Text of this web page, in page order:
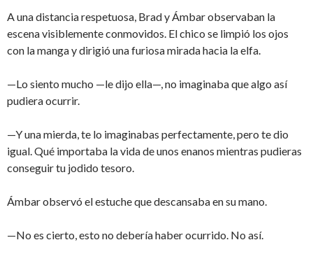
A una distancia respetuosa, Brad y Ámbar observaban la
escena visiblemente conmovidos. El chico se limpió los ojos
con la manga y dirigió una furiosa mirada hacia la elfa.
—Lo siento mucho —le dijo ella—, no imaginaba que algo así
pudiera ocurrir.
—Y una mierda, te lo imaginabas perfectamente, pero te dio
igual. Qué importaba la vida de unos enanos mientras pudieras
conseguir tu jodido tesoro.
Ámbar observó el estuche que descansaba en su mano.
—No es cierto, esto no debería haber ocurrido. No así.